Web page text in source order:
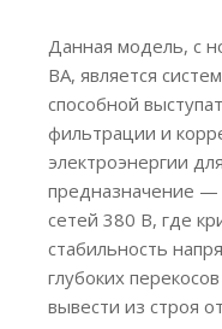
Данная модель, с
ВА, является
способной
фильтрации и
электроэнергии
предназначение —
сетей 380 В, где
стабильность
глубоких
вывести из строя